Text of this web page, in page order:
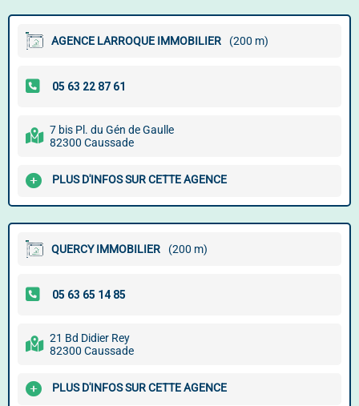
AGENCE LARROQUE IMMOBILIER (200 m)
7 bis Pl. du Gén de Gaulle
82300 Caussade
PLUS D'INFOS SUR CETTE AGENCE
QUERCY IMMOBILIER (200 m)
21 Bd Didier Rey
82300 Caussade
PLUS D'INFOS SUR CETTE AGENCE